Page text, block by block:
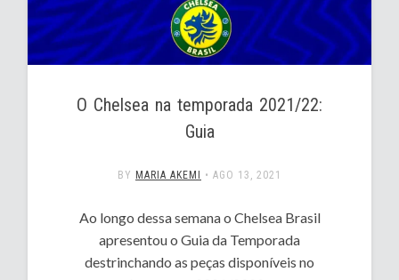
O Chelsea na temporada 2021/22:
Guia
BY MARIA AKEMI • AGO 13, 2021
Ao longo dessa semana o Chelsea Brasil
apresentou o Guia da Temporada
destrinchando as peças disponíveis no